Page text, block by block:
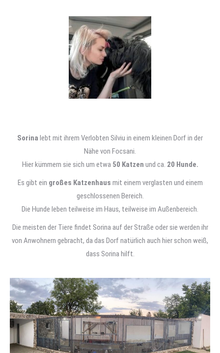
Sorina lebt mit ihrem Verlobten Silviu in einem kleinen Dorf in der
Nähe von Focsani.
Hier kümmern sie sich um etwa 50 Katzen und ca. 20 Hunde.
Es gibt ein großes Katzenhaus mit einem verglasten und einem
geschlossenen Bereich.
Die Hunde leben teilweise im Haus, teilweise im Außenbereich.
Die meisten der Tiere findet Sorina auf der Straße oder sie werden ihr
von Anwohnern gebracht, da das Dorf natürlich auch hier schon weiß,
dass Sorina hilft.